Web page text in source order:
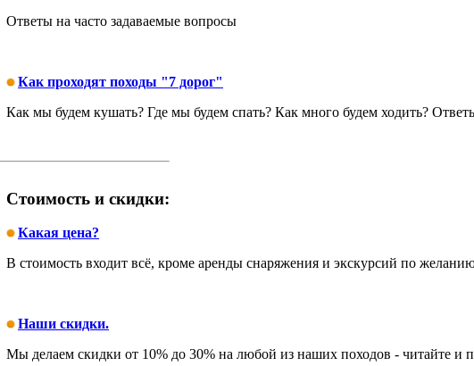
Ответы на часто задаваемые вопросы
Как проходят походы "7 дорог"
Как мы будем кушать? Где мы будем спать? Как много будем ходить?
Стоимость и скидки:
Какая цена?
В стоимость входит всё, кроме аренды снаряжения и экскурсий по
Наши скидки.
Мы делаем скидки от 10% до 30% на любой из наших походов - читайте и